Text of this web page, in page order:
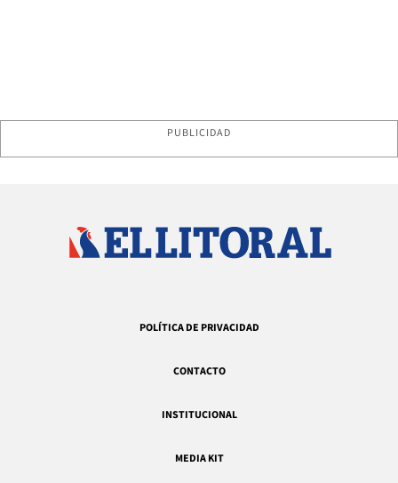
PUBLICIDAD
POLÍTICA DE PRIVACIDAD
CONTACTO
INSTITUCIONAL
MEDIA KIT